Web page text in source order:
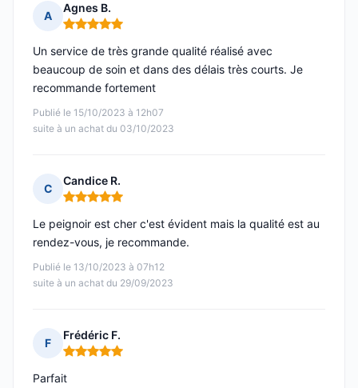
A
Agnes B.
Note : 5 sur 5
Publié le 15/10/2023 à 12h07
suite à un achat du 03/10/2023
Un service de très grande qualité réalisé avec
beaucoup de soin et dans des délais très courts. Je
recommande fortement
C
Candice R.
Note : 5 sur 5
Publié le 13/10/2023 à 07h12
suite à un achat du 29/09/2023
Le peignoir est cher c'est évident mais la qualité est au
rendez-vous, je recommande.
F
Frédéric F.
Note : 5 sur 5
Parfait